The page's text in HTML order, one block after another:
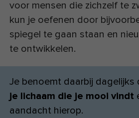
voor mensen die zichzelf te
kun je oefenen door
spiegel te gaan staan en
te ontwikkelen.
Je benoemt daarbij
je lichaam die je mooi vindt
aandacht hierop.